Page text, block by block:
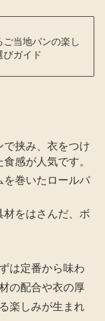
当地パンの楽し
びガイド
挟み、衣をつけ
感が人気です。
を巻いたロールパ
をはさんだ、ボ
は定番から味わ
の配合や衣の厚
楽しみが生まれ